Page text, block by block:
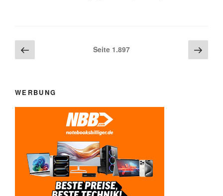
Beitragsnavigation
Seite
Seite 1.897
Seite
WERBUNG